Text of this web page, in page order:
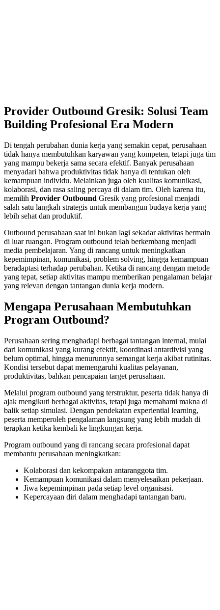
Provider Outbound Gresik: Solusi Team
Building Profesional Era Modern
Di tengah perubahan dunia kerja yang semakin cepat, perusahaan
tidak hanya membutuhkan karyawan yang kompeten, tetapi juga tim
yang mampu bekerja sama secara efektif. Banyak perusahaan
menyadari bahwa produktivitas tidak hanya di tentukan oleh
kemampuan individu. Melainkan juga oleh kualitas komunikasi,
kolaborasi, dan rasa saling percaya di dalam tim. Oleh karena itu,
memilih Provider Outbound Gresik yang profesional menjadi
salah satu langkah strategis untuk membangun budaya kerja yang
lebih sehat dan produktif.
Outbound perusahaan saat ini bukan lagi sekadar aktivitas bermain
di luar ruangan. Program outbound telah berkembang menjadi
media pembelajaran. Yang di rancang untuk meningkatkan
kepemimpinan, komunikasi, problem solving, hingga kemampuan
beradaptasi terhadap perubahan. Ketika di rancang dengan metode
yang tepat, setiap aktivitas mampu memberikan pengalaman belajar
yang relevan dengan tantangan dunia kerja modern.
Mengapa Perusahaan Membutuhkan
Program Outbound?
Perusahaan sering menghadapi berbagai tantangan internal, mulai
dari komunikasi yang kurang efektif, koordinasi antardivisi yang
belum optimal, hingga menurunnya semangat kerja akibat rutinitas.
Kondisi tersebut dapat memengaruhi kualitas pelayanan,
produktivitas, bahkan pencapaian target perusahaan.
Melalui program outbound yang terstruktur, peserta tidak hanya di
ajak mengikuti berbagai aktivitas, tetapi juga memahami makna di
balik setiap simulasi. Dengan pendekatan experiential learning,
peserta memperoleh pengalaman langsung yang lebih mudah di
terapkan ketika kembali ke lingkungan kerja.
Program outbound yang di rancang secara profesional dapat
membantu perusahaan meningkatkan:
Kolaborasi dan kekompakan antaranggota tim.
Kemampuan komunikasi dalam menyelesaikan pekerjaan.
Jiwa kepemimpinan pada setiap level organisasi.
Kepercayaan diri dalam menghadapi tantangan baru.